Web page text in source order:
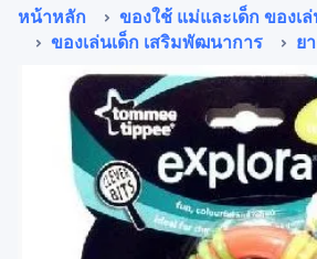
หน้าหลัก
ของใช้ แม่และเด็ก ของเ
ของเล่นเด็ก เสริมพัฒนาการ
ย